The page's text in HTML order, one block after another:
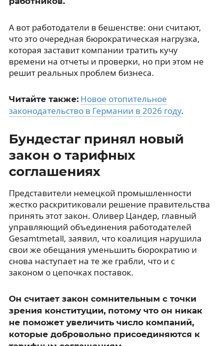
А вот работодатели в бешенстве: они считают,
что это очередная бюрократическая нагрузка,
которая заставит компании тратить кучу
времени на отчеты и проверки, но при этом не
решит реальных проблем бизнеса.
Читайте также: Новое отопительное
законодательство в Германии в 2026 году.
Бундестаг принял новый
закон о тарифных
соглашениях
Представители немецкой промышленности
жестко раскритиковали решение правительства
принять этот закон. Оливер Цандер, главный
управляющий объединения работодателей
Gesamtmetall, заявил, что коалиция нарушила
свои же обещания уменьшить бюрократию и
снова наступает на те же грабли, что и с
законом о цепочках поставок.
Он считает закон сомнительным с точки
зрения конституции, потому что он никак
не поможет увеличить число компаний,
которые добровольно присоединяются к